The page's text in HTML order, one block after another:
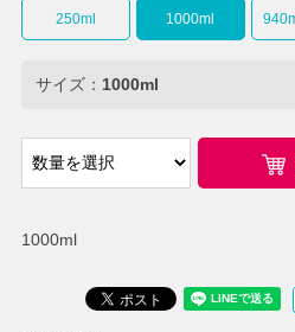
1000ml
250ml 1000ml
サイズ： 1000ml